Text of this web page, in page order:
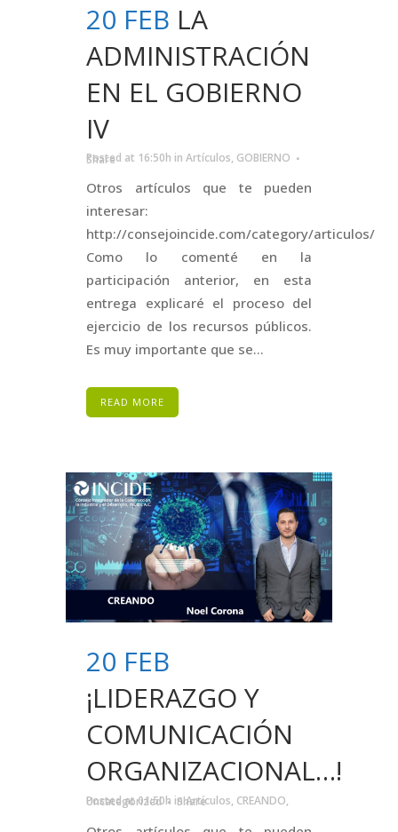
20 FEB LA
ADMINISTRACIÓN
EN EL GOBIERNO
IV
Posted at 16:50h in Artículos, GOBIERNO
Share
Otros artículos que te pueden
interesar:
http://consejoincide.com/category/articulos/
Como lo comenté en la
participación anterior, en esta
entrega explicaré el proceso del
ejercicio de los recursos públicos.
Es muy importante que se...
READ MORE
20 FEB
¡LIDERAZGO Y
COMUNICACIÓN
ORGANIZACIONAL…!
Posted at 01:50h inArtículos, CREANDO,
Uncategorized Share